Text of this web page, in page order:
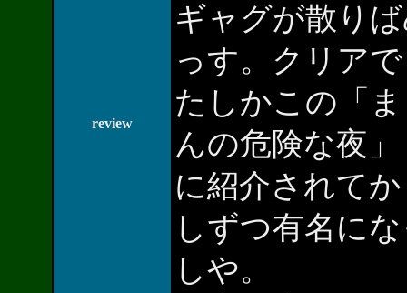
review
ギャグが散り
っす。クリア
たしかこの「
んの危険な夜
に紹介されて
しずつ有名に
しや。